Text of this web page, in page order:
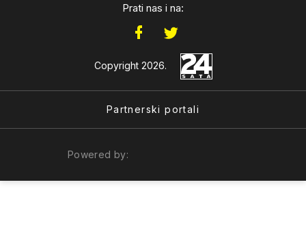
Prati nas i na:
Copyright 2026.
Partnerski portali
Powered by: